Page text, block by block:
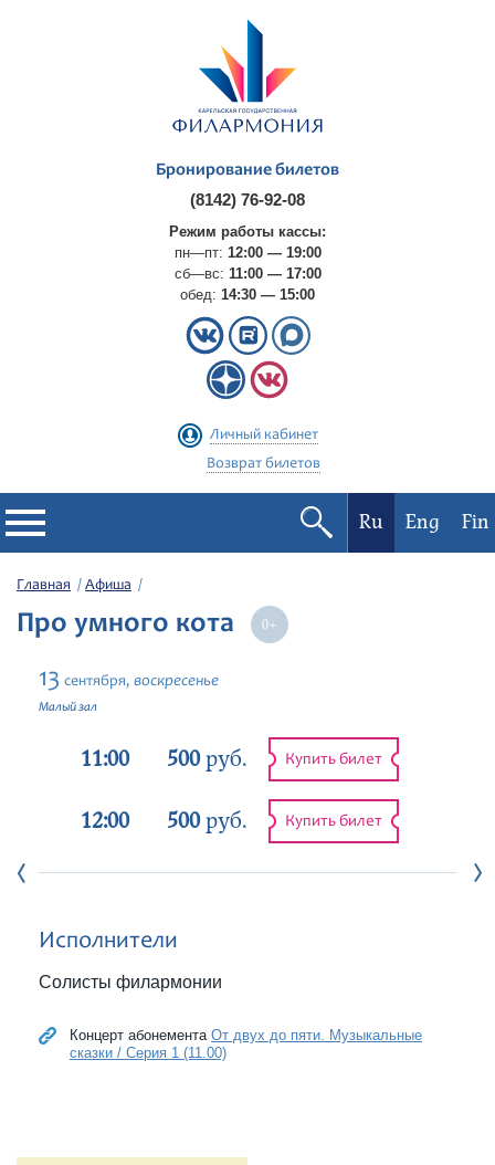
Бронирование билетов
(8142) 76-92-08
Режим работы кассы:
пн—пт: 12:00 — 19:00
сб—вс: 11:00 — 17:00
обед: 14:30 — 15:00
Личный кабинет
Возврат билетов
Филармония
Афиша
Фестивали
Абонементы
Новости
Контакты
Ru Eng Fin
Главная Афиша
Про умного кота
13 сентября, воскресенье
Малый зал
11:00 500руб. Купить билет
12:00 500руб. Купить билет
Исполнители
Солисты филармонии
Концерт абонемента От двух до пяти. Музыкальные
сказки / Серия 1 (11.00)